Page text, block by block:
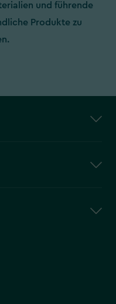
und führende
Produkte zu